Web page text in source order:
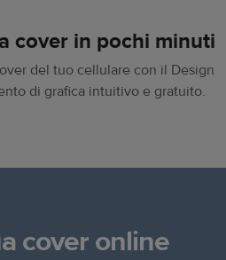
cover in pochi minuti
del tuo cellulare con il Design
di grafica intuitivo e gratuito.
cover online